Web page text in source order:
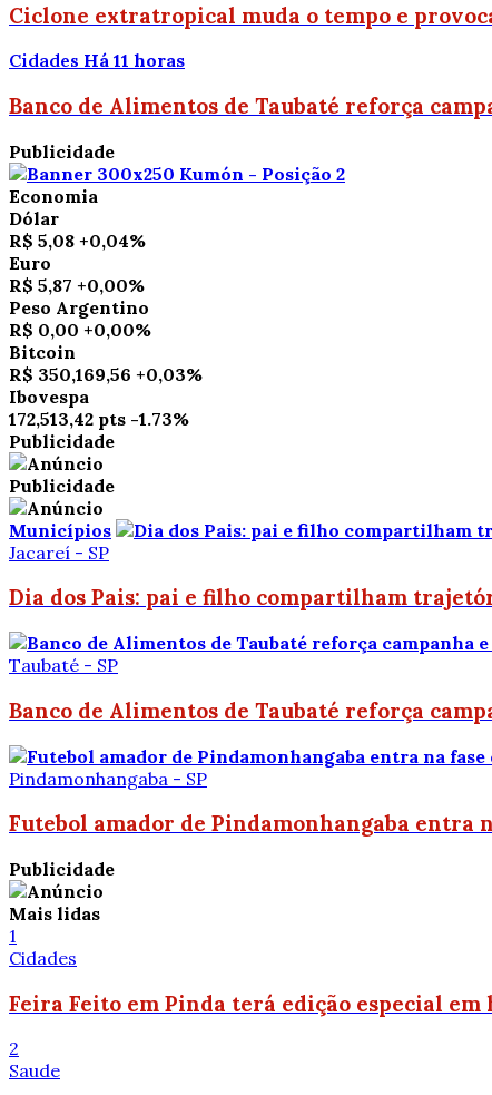
Ciclone extratropical muda o tempo e
Cidades Há 11 horas
Banco de Alimentos de Taubaté reforça
Publicidade
Economia
Dólar
R$ 5,08 +0,04%
Euro
R$ 5,87 +0,00%
Peso Argentino
R$ 0,00 +0,00%
Bitcoin
R$ 350,169,56 +0,03%
Ibovespa
172,513,42 pts -1.73%
Publicidade
Publicidade
Municípios
Jacareí - SP
Dia dos Pais: pai e filho compartilham
Taubaté - SP
Banco de Alimentos de Taubaté reforça
Pindamonhangaba - SP
Futebol amador de Pindamonhangaba entra
Publicidade
Mais lidas
1
Cidades
Feira Feito em Pinda terá edição especial em
2
Saude